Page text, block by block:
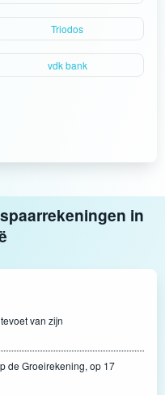
Triodos
vdk bank
in
van zijn
de Groeirekening, op 17